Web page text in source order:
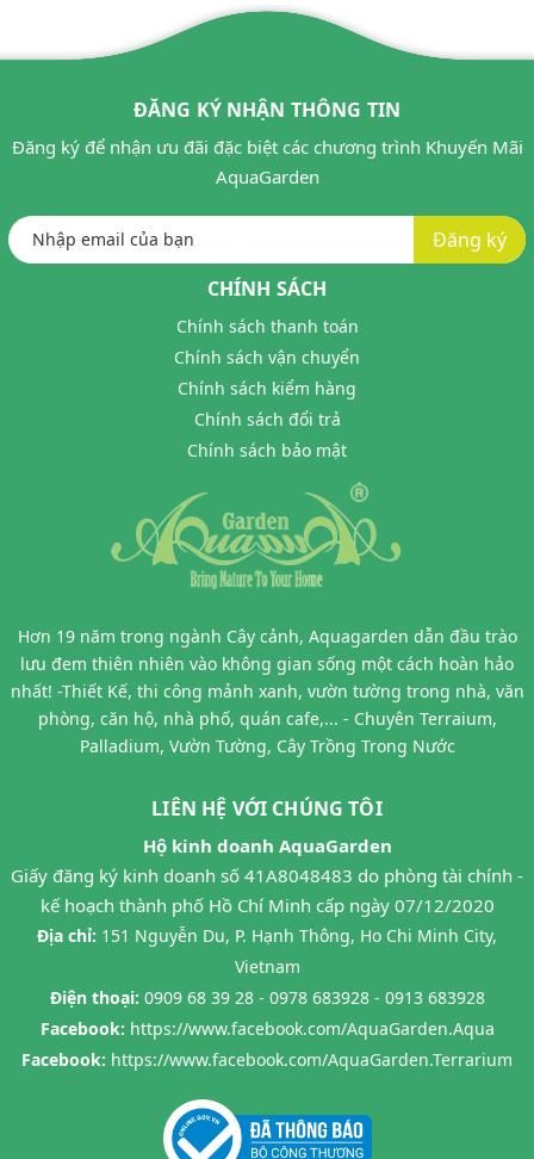
ĐĂNG KÝ NHẬN THÔNG TIN
Đăng ký để nhận ưu đãi đặc biệt các chương trình Khuyến Mãi
AquaGarden
Đăng ký
CHÍNH SÁCH
Chính sách thanh toán
Chính sách vận chuyển
Chính sách kiểm hàng
Chính sách đổi trả
Chính sách bảo mật
Hơn 19 năm trong ngành Cây cảnh, Aquagarden dẫn đầu trào
lưu đem thiên nhiên vào không gian sống một cách hoàn hảo
nhất! -Thiết Kế, thi công mảnh xanh, vườn tường trong nhà, văn
phòng, căn hộ, nhà phố, quán cafe,... - Chuyên Terraium,
Palladium, Vườn Tường, Cây Trồng Trong Nước
LIÊN HỆ VỚI CHÚNG TÔI
Hộ kinh doanh AquaGarden
Giấy đăng ký kinh doanh số 41A8048483 do phòng tài chính -
kế hoạch thành phố Hồ Chí Minh cấp ngày 07/12/2020
Địa chỉ: 151 Nguyễn Du, P. Hạnh Thông, Ho Chi Minh City,
Vietnam
Điện thoại: 0909 68 39 28 - 0978 683928 - 0913 683928
Facebook: https://www.facebook.com/AquaGarden.Aqua
Facebook: https://www.facebook.com/AquaGarden.Terrarium